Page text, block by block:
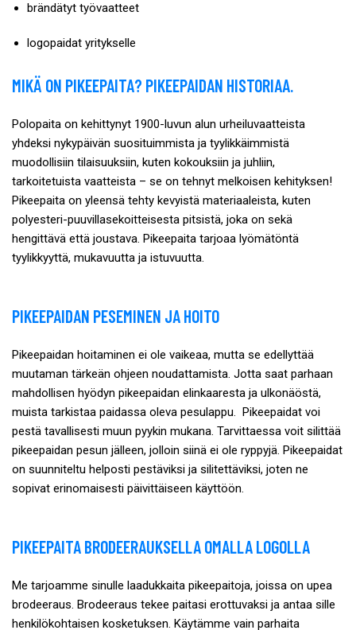
brändätyt työvaatteet
logopaidat yritykselle
MIKÄ ON PIKEEPAITA? PIKEEPAIDAN HISTORIAA.
Polopaita on kehittynyt 1900-luvun alun urheiluvaatteista
yhdeksi nykypäivän suosituimmista ja tyylikkäimmistä
muodollisiin tilaisuuksiin, kuten kokouksiin ja juhliin,
tarkoitetuista vaatteista – se on tehnyt melkoisen kehityksen!
Pikeepaita on yleensä tehty kevyistä materiaaleista, kuten
polyesteri-puuvillasekoitteisesta pitsistä, joka on sekä
hengittävä että joustava. Pikeepaita tarjoaa lyömätöntä
tyylikkyyttä, mukavuutta ja istuvuutta.
PIKEEPAIDAN PESEMINEN JA HOITO
Pikeepaidan hoitaminen ei ole vaikeaa, mutta se edellyttää
muutaman tärkeän ohjeen noudattamista. Jotta saat parhaan
mahdollisen hyödyn pikeepaidan elinkaaresta ja ulkonäöstä,
muista tarkistaa paidassa oleva pesulappu. Pikeepaidat voi
pestä tavallisesti muun pyykin mukana. Tarvittaessa voit silittää
pikeepaidan pesun jälleen, jolloin siinä ei ole ryppyjä. Pikeepaidat
on suunniteltu helposti pestäviksi ja silitettäviksi, joten ne
sopivat erinomaisesti päivittäiseen käyttöön.
PIKEEPAITA BRODEERAUKSELLA OMALLA LOGOLLA
Me tarjoamme sinulle laadukkaita pikeepaitoja, joissa on upea
brodeeraus. Brodeeraus tekee paitasi erottuvaksi ja antaa sille
henkilökohtaisen kosketuksen. Käytämme vain parhaita